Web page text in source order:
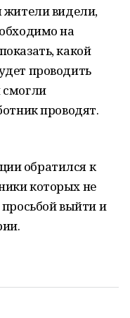
жители видели,
на
какой
проводить
проводят.
обратился к
которых не
просьбой выйти и